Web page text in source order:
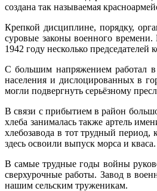
создана так называемая
Крепкой дисциплине, порядку,
суровые законы военного
1942 году несколько
С большим напряжением работал в
населения и дислоцированных в
могли подвергнуть серьёзному
В связи с прибытием в район
хлеба занималась также артель
хлебозавода в тот трудный период,
здесь освоили выпуск морса и кваса.
В самые трудные годы войны
сверхурочные работы. Завод в
нашим сельским труженикам.